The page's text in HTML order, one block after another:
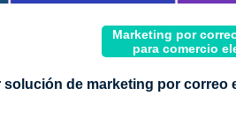
Marketing por
para comercio
solución de marketing por correo